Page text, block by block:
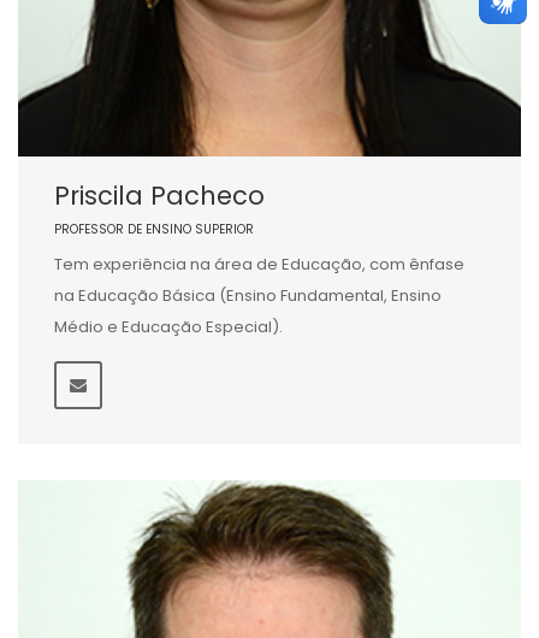
Priscila Pacheco
PROFESSOR DE ENSINO SUPERIOR
Tem experiência na área de Educação, com ênfase
na Educação Básica (Ensino Fundamental, Ensino
Médio e Educação Especial).